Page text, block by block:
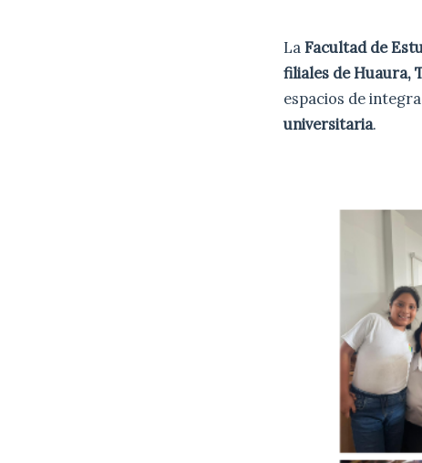
LaFacultad de
filiales de Huaura,
espacios de
universitaria.